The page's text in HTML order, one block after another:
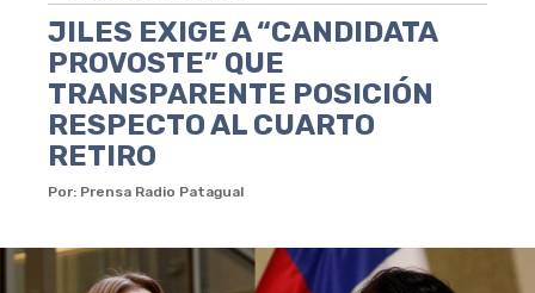
JILES EXIGE A “CANDIDATA
PROVOSTE” QUE
TRANSPARENTE POSICIÓN
RESPECTO AL CUARTO
RETIRO
Por: Prensa Radio Patagual